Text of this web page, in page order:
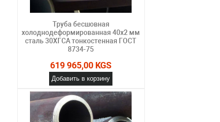
Труба бесшовная
холоднодеформированная 40х2 мм
сталь 30ХГСА тонкостенная ГОСТ
8734-75
619 965,00 KGS
Добавить в корзину